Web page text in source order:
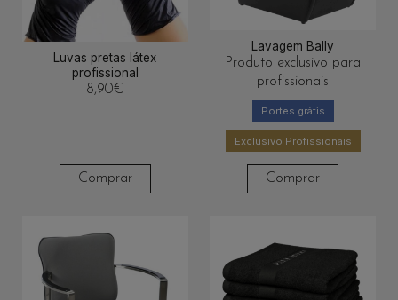
Luvas pretas látex
profissional
8,90€
Comprar
Lavagem Bally
Produto exclusivo para
profissionais
Portes grátis
Exclusivo Profissionais
Comprar